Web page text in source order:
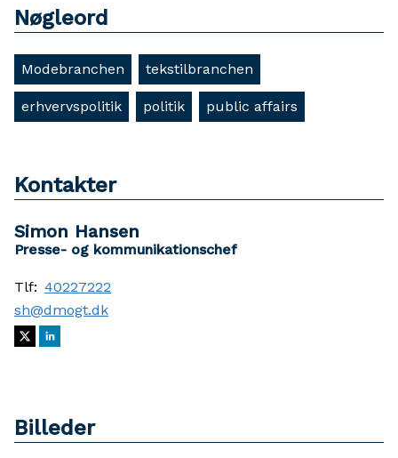
Nøgleord
Modebranchen tekstilbranchen
erhvervspolitik politik public affairs
Kontakter
Simon Hansen
Presse- og kommunikationschef
Tlf: 40227222
sh@dmogt.dk
Billeder